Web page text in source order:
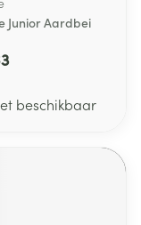
Junior Aardbei
beschikbaar